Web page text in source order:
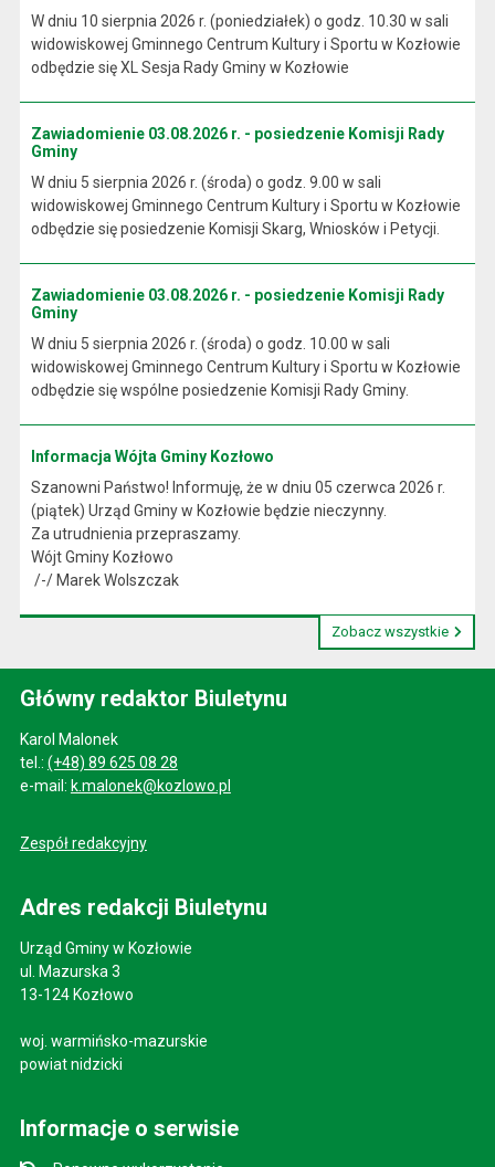
W dniu 10 sierpnia 2026 r. (poniedziałek) o godz. 10.30 w sali
widowiskowej Gminnego Centrum Kultury i Sportu w Kozłowie
odbędzie się XL Sesja Rady Gminy w Kozłowie
Zawiadomienie 03.08.2026 r. - posiedzenie Komisji Rady
Gminy
W dniu 5 sierpnia 2026 r. (środa) o godz. 9.00 w sali
widowiskowej Gminnego Centrum Kultury i Sportu w Kozłowie
odbędzie się posiedzenie Komisji Skarg, Wniosków i Petycji.
Zawiadomienie 03.08.2026 r. - posiedzenie Komisji Rady
Gminy
W dniu 5 sierpnia 2026 r. (środa) o godz. 10.00 w sali
widowiskowej Gminnego Centrum Kultury i Sportu w Kozłowie
odbędzie się wspólne posiedzenie Komisji Rady Gminy.
Informacja Wójta Gminy Kozłowo
Szanowni Państwo! Informuję, że w dniu 05 czerwca 2026 r.
(piątek) Urząd Gminy w Kozłowie będzie nieczynny.
Za utrudnienia przepraszamy.
Wójt Gminy Kozłowo
/-/ Marek Wolszczak
Zobacz wszystkie
Główny redaktor Biuletynu
Karol Malonek
tel.: (+48) 89 625 08 28
e-mail: k.malonek@kozlowo.pl
Zespół redakcyjny
Adres redakcji Biuletynu
Urząd Gminy w Kozłowie
ul. Mazurska 3
13-124 Kozłowo
woj. warmińsko-mazurskie
powiat nidzicki
Informacje o serwisie